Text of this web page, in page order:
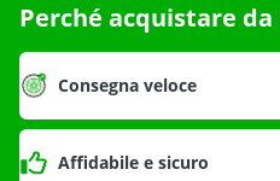
Perché acquistare
Consegna veloce
Affidabile e sicuro